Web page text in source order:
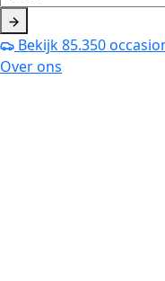
Bekijk85.350
Over ons